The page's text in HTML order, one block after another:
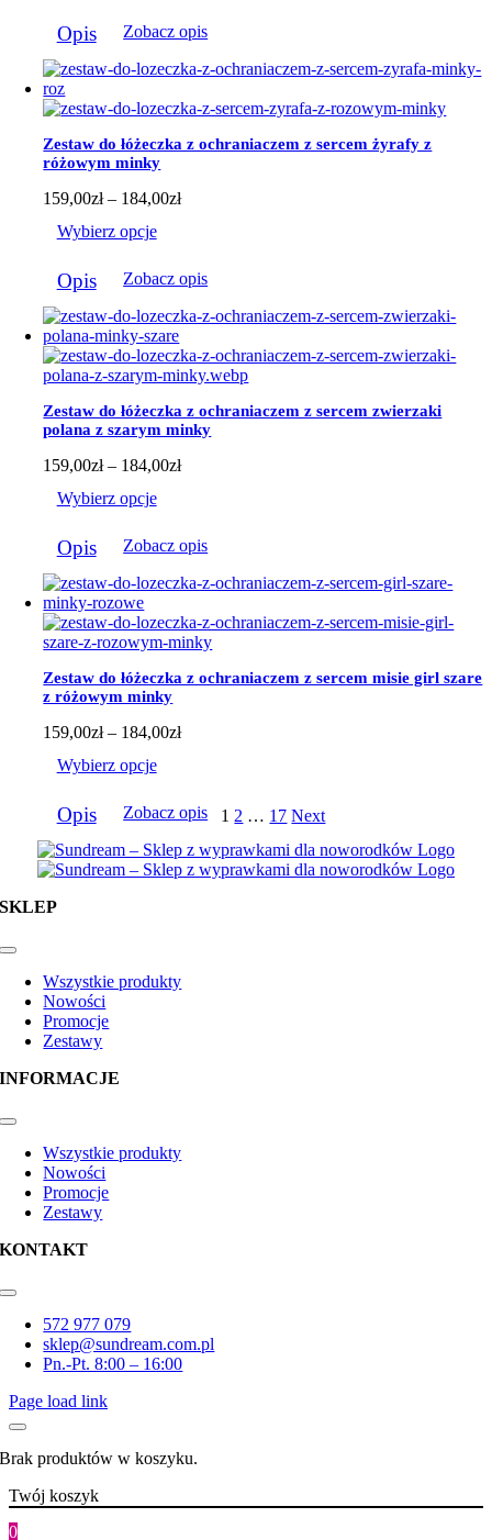
do
produkt
ma
wiele
wariantów.
Opcje
można
wybrać
na
stronie
Opis Zobacz opis
Zestaw do łóżeczka z ochraniaczem z sercem żyrafy z
różowym minky
159,00zł – 184,00złZakres
do
Wybierz opcje
produkt
ma
wiele
wariantów.
Opcje
można
wybrać
na
stronie
produktu
Opis Zobacz opis
Zestaw do łóżeczka z ochraniaczem z sercem zwierzaki
polana z szarym minky
159,00zł – 184,00złZakres
do
Wybierz opcje
produkt
ma
wiele
wariantów.
Opcje
można
wybrać
na
stronie
produktu
Opis Zobacz opis
Zestaw do łóżeczka z ochraniaczem z sercem misie girl szare
z różowym minky
159,00zł – 184,00złZakres
do
184,00zł
Wybierz opcje
produkt
ma
wiele
wariantów.
Opcje
można
stronie
produktu
Opis Zobacz opis 1 2 … 17 Next
SKLEP
Toggle
NavigationWszystkie produkty
Nowości
Promocje
Zestawy
INFORMACJE
Toggle
NavigationWszystkie produkty
Nowości
Promocje
Zestawy
KONTAKT
Toggle
Navigation572 977 079
sklep@sundream.com.pl
Pn.-Pt. 8:00 – 16:00
Page load link
Brak produktów w koszyku.
Twój koszyk
0